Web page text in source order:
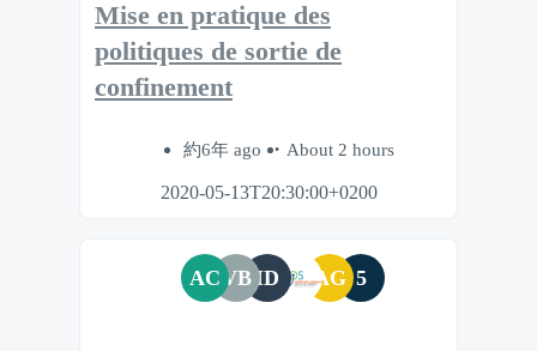
Mise en pratique des
politiques de sortie de
confinement
約6年 ago About 2 hours
2020-05-13T20:30:00+0200
AC VB ID AG 5